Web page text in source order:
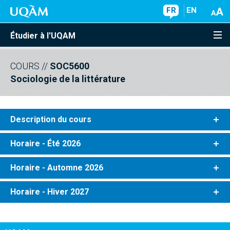
FR EN
Étudier à l'UQAM
COURS // SOC5600
Sociologie de la littérature
Description du cours
Horaire - Été 2026
Horaire - Automne 2026
Horaire - Hiver 2027